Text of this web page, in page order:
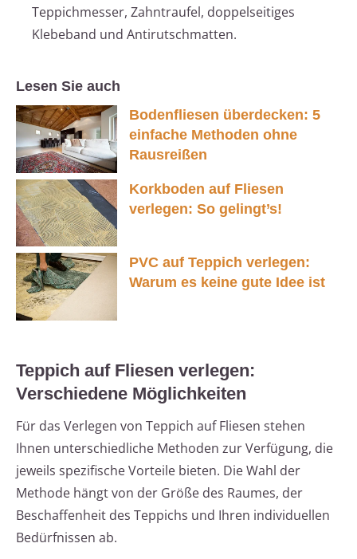
Teppichmesser, Zahntraufel, doppelseitiges
Klebeband und Antirutschmatten.
Lesen Sie auch
Bodenfliesen überdecken: 5
einfache Methoden ohne
Rausreißen
Korkboden auf Fliesen
verlegen: So gelingt’s!
PVC auf Teppich verlegen:
Warum es keine gute Idee ist
Teppich auf Fliesen verlegen:
Verschiedene Möglichkeiten
Für das Verlegen von Teppich auf Fliesen stehen
Ihnen unterschiedliche Methoden zur Verfügung, die
jeweils spezifische Vorteile bieten. Die Wahl der
Methode hängt von der Größe des Raumes, der
Beschaffenheit des Teppichs und Ihren individuellen
Bedürfnissen ab.